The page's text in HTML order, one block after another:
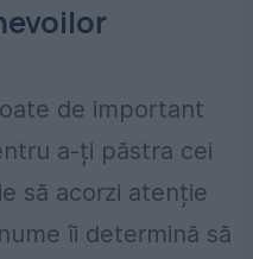
de important
a-ți păstra cei
să acorzi atenție
îi determină să